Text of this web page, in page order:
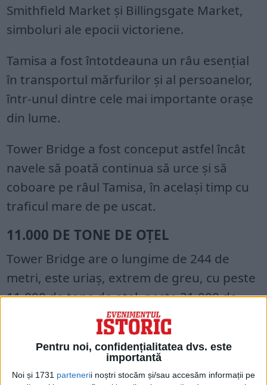
Pentru noi, confidențialitatea dvs. este
importantă
Noi și 1731 partenerii noștri stocăm și/sau accesăm informații pe
Smithfield Market şi Billingsgate Market,
simboluri ale epocii victoriene.
Tamisa a fost întotdeauna un râu esenţial
în transportul mărfurilor şi al persoanelor,
într-unul dintre cele mai importante oraşe
din lume.
Tower Bridge a fost conceput astfel încât
navele să poată continua să urce şi să
coboare pe râul Tamisa, în acelaşi timp cu
traficul mare de pe uscat.
11.000 DE TONE DE OŢEL
Tower Bridge are o lungime de 244 de
metri, este uriaş, extrem de greu, cu peste
11.000 de tone de oţel, peste 31.000 de
cărămizi, fără a menţiona numărul infinit
de şuruburi şi nituri.